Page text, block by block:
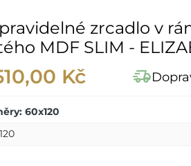
zrcadlo v
MDF SLIM -
Kč delivery_truck_speed
60x120